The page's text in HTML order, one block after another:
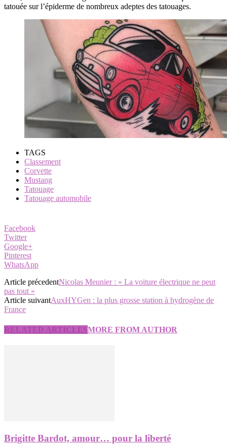
tatouée sur l’épiderme de nombreux adeptes des tatouages.
TAGS
Classement
Corvette
Mustang
Tatouage
Tatouage automobile
Facebook
Twitter
Google+
Pinterest
WhatsApp
Article précedentNicolas Meunier : « La voiture électrique ne peut
pas tout »
Article suivantAuxHYGen : la plus grosse station à hydrogène de
France
RELATED ARTICLESMORE FROM AUTHOR
Brigitte Bardot, amour… pour la liberté